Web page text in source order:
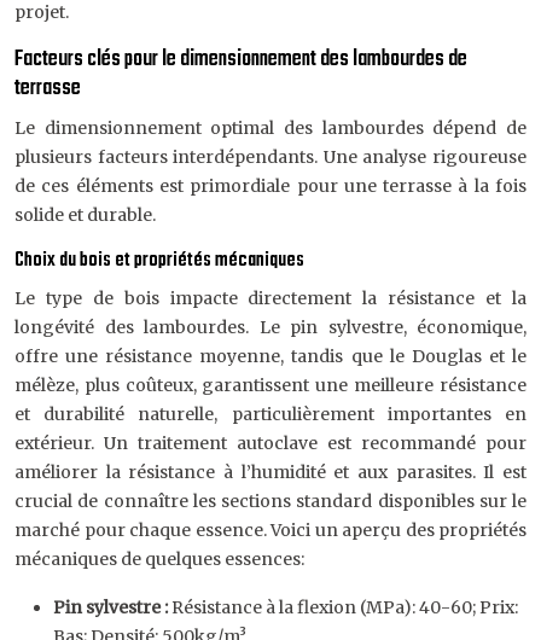
projet.
Facteurs clés pour le dimensionnement des lambourdes de
terrasse
Le dimensionnement optimal des lambourdes dépend de
plusieurs facteurs interdépendants. Une analyse rigoureuse
de ces éléments est primordiale pour une terrasse à la fois
solide et durable.
Choix du bois et propriétés mécaniques
Le type de bois impacte directement la résistance et la
longévité des lambourdes. Le pin sylvestre, économique,
offre une résistance moyenne, tandis que le Douglas et le
mélèze, plus coûteux, garantissent une meilleure résistance
et durabilité naturelle, particulièrement importantes en
extérieur. Un traitement autoclave est recommandé pour
améliorer la résistance à l’humidité et aux parasites. Il est
crucial de connaître les sections standard disponibles sur le
marché pour chaque essence. Voici un aperçu des propriétés
mécaniques de quelques essences:
Pin sylvestre :Résistance à la flexion (MPa): 40-60; Prix: